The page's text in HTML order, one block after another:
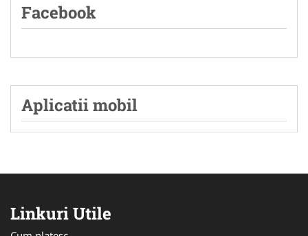
Facebook
Aplicatii mobil
Linkuri Utile